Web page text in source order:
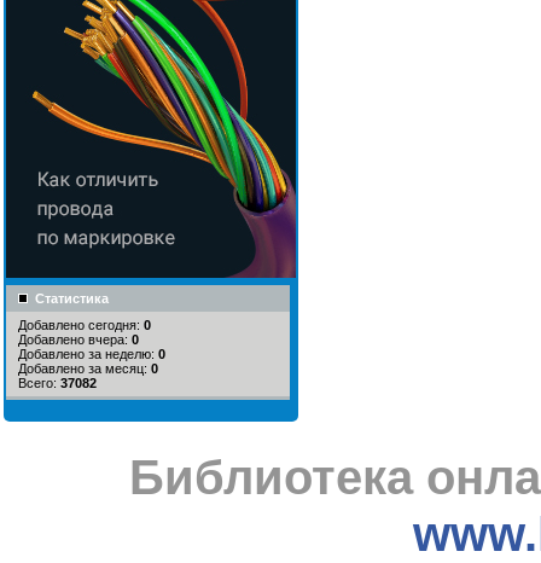
Статистика
Добавлено сегодня: 0
Добавлено вчера: 0
Добавлено за неделю: 0
Добавлено за месяц: 0
Всего: 37082
Библиотека